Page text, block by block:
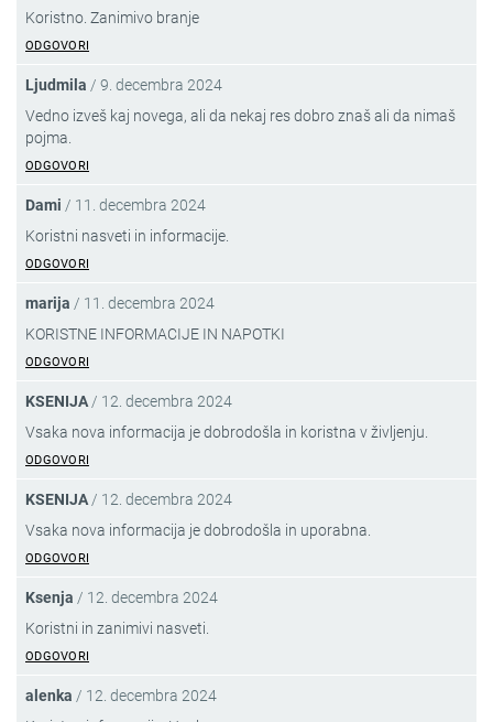
Koristno. Zanimivo branje
ODGOVORI
Ljudmila / 9. decembra 2024
Vedno izveš kaj novega, ali da nekaj res dobro znaš ali da nimaš
pojma.
ODGOVORI
Dami / 11. decembra 2024
Koristni nasveti in informacije.
ODGOVORI
marija / 11. decembra 2024
KORISTNE INFORMACIJE IN NAPOTKI
ODGOVORI
KSENIJA / 12. decembra 2024
Vsaka nova informacija je dobrodošla in koristna v življenju.
ODGOVORI
KSENIJA / 12. decembra 2024
Vsaka nova informacija je dobrodošla in uporabna.
ODGOVORI
Ksenja / 12. decembra 2024
Koristni in zanimivi nasveti.
ODGOVORI
alenka / 12. decembra 2024